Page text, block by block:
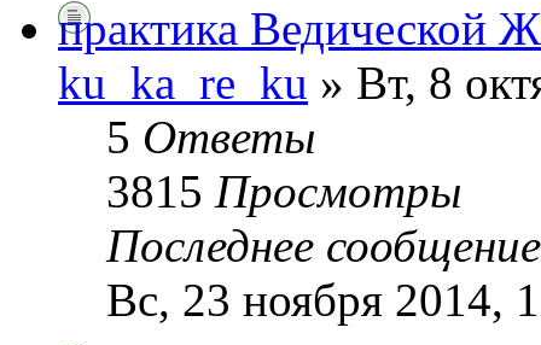
практика Ведической
ku_ka_re_ku » Вт, 8
5 Ответы
3815 Просмотры
Последнее
Вс, 23 ноября 2014,